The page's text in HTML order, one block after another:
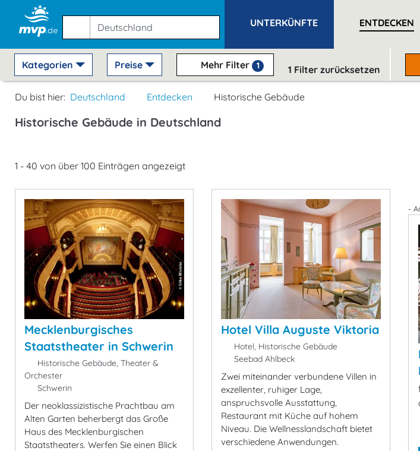
UNTERKÜNFTE ENTDECKEN
Kategorien Preise Mehr Filter 1 1 Filter zurücksetzen
Du bist hier: Deutschland Entdecken Historische Gebäude
Historische Gebäude in Deutschland
1 - 40 von über 100 Einträgen angezeigt
Mecklenburgisches
Staatstheater in Schwerin
Historische Gebäude, Theater &
Orchester
Schwerin
Der neoklassizistische Prachtbau am
Alten Garten beherbergt das Große
Haus des Mecklenburgischen
Staatstheaters. Werfen Sie einen Blick
Hotel Villa Auguste Viktoria
Hotel, Historische Gebäude
Seebad Ahlbeck
Zwei miteinander verbundene Villen in
exzellenter, ruhiger Lage,
anspruchsvolle Ausstattung,
Restaurant mit Küche auf hohem
Niveau. Die Wellnesslandschaft bietet
verschiedene Anwendungen.
-